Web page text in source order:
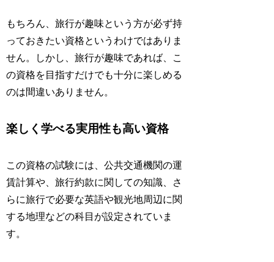
もちろん、旅行が趣味という方が必ず持
っておきたい資格というわけではありま
せん。しかし、旅行が趣味であれば、こ
の資格を目指すだけでも十分に楽しめる
のは間違いありません。
楽しく学べる実用性も高い資格
この資格の試験には、公共交通機関の運
賃計算や、旅行約款に関しての知識、さ
らに旅行で必要な英語や観光地周辺に関
する地理などの科目が設定されていま
す。